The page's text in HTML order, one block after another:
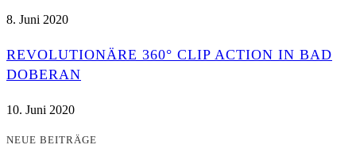
8. Juni 2020
REVOLUTIONÄRE 360° CLIP ACTION IN BAD
DOBERAN
10. Juni 2020
NEUE BEITRÄGE